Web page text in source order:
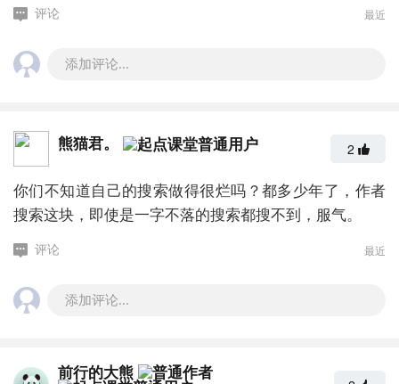
评论 最近
添加评论...
熊猫君。 2
你们不知道自己的搜索做得很烂吗？都多少年了，作者
搜索这块，即使是一字不落的搜索都搜不到，服气。
评论 最近
添加评论...
前行的大熊